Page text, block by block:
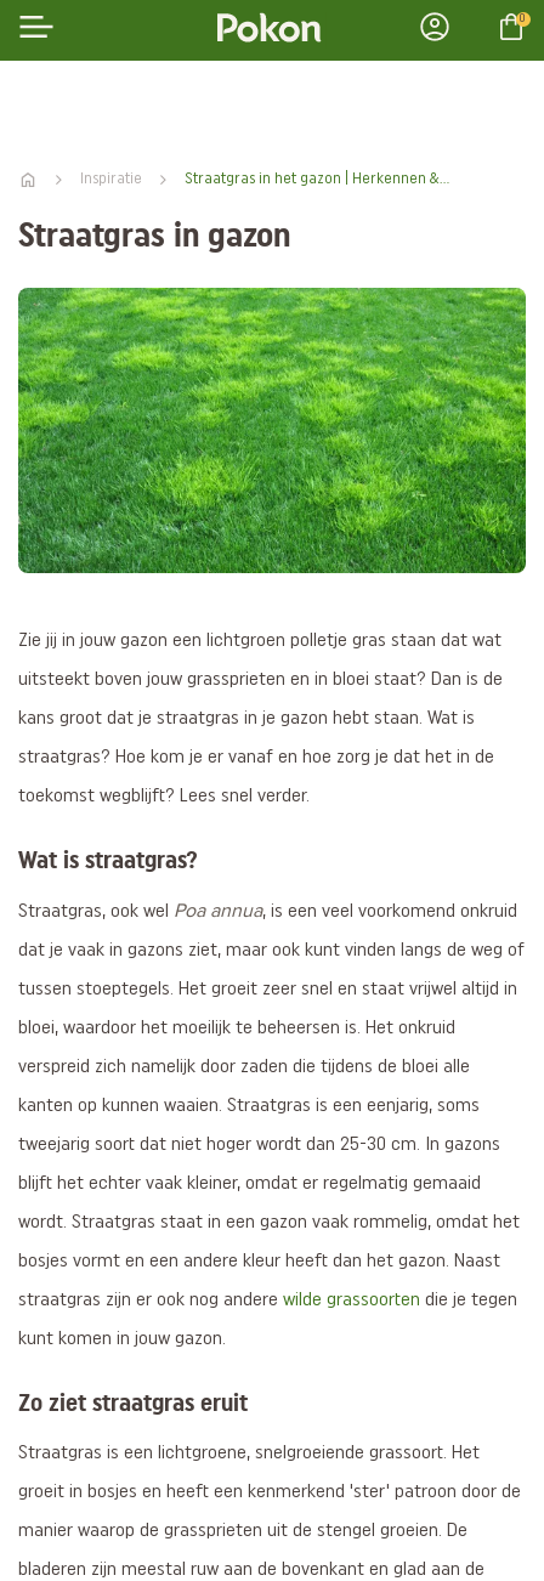
0
Inspiratie Straatgras in het gazon | Herkennen & bestrijden
Straatgras in gazon
Zie jij in jouw gazon een lichtgroen polletje gras staan dat wat
uitsteekt boven jouw grassprieten en in bloei staat? Dan is de
kans groot dat je straatgras in je gazon hebt staan. Wat is
straatgras? Hoe kom je er vanaf en hoe zorg je dat het in de
toekomst wegblijft? Lees snel verder.
Wat is straatgras?
Straatgras, ook wel Poa annua, is een veel voorkomend onkruid
dat je vaak in gazons ziet, maar ook kunt vinden langs de weg of
tussen stoeptegels. Het groeit zeer snel en staat vrijwel altijd in
bloei, waardoor het moeilijk te beheersen is. Het onkruid
verspreid zich namelijk door zaden die tijdens de bloei alle
kanten op kunnen waaien. Straatgras is een eenjarig, soms
tweejarig soort dat niet hoger wordt dan 25-30 cm. In gazons
blijft het echter vaak kleiner, omdat er regelmatig gemaaid
wordt. Straatgras staat in een gazon vaak rommelig, omdat het
bosjes vormt en een andere kleur heeft dan het gazon. Naast
straatgras zijn er ook nog andere wilde grassoorten die je tegen
kunt komen in jouw gazon.
Zo ziet straatgras eruit
Straatgras is een lichtgroene, snelgroeiende grassoort. Het
groeit in bosjes en heeft een kenmerkend 'ster' patroon door de
manier waarop de grassprieten uit de stengel groeien. De
bladeren zijn meestal ruw aan de bovenkant en glad aan de